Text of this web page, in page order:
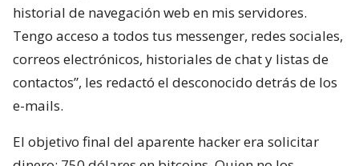
historial de navegación web en mis servidores.
Tengo acceso a todos tus messenger, redes sociales,
correos electrónicos, historiales de chat y listas de
contactos”, les redactó el desconocido detrás de los
e-mails.
El objetivo final del aparente hacker era solicitar